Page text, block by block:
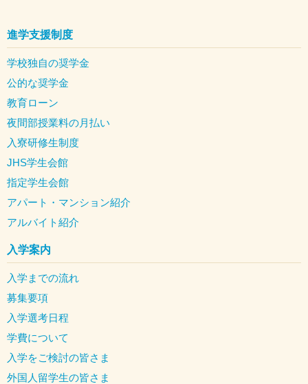
進学支援制度
学校独自の奨学金
公的な奨学金
教育ローン
夜間部授業料の月払い
入寮研修生制度
JHS学生会館
指定学生会館
アパート・マンション紹介
アルバイト紹介
入学案内
入学までの流れ
募集要項
入学選考日程
学費について
入学をご検討の皆さま
外国人留学生の皆さま